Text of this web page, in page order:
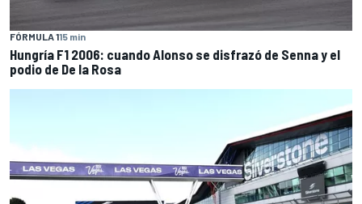
FÓRMULA 115 min
Hungría F1 2006: cuando Alonso se disfrazó de Senna y el
podio de De la Rosa